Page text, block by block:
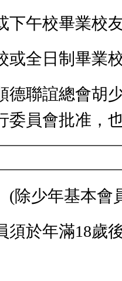
午校畢業校友
全日制畢業校
德聯誼總會胡
員會批准，
(除少年基本會
須於年滿18歲